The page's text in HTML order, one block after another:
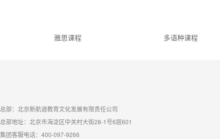
雅思课程 多语种课程
总部：北京新航道教育文化发展有限责任公司
总部地址：北京市海淀区中关村大街28-1号6层601
集团客服电话：400-097-9266